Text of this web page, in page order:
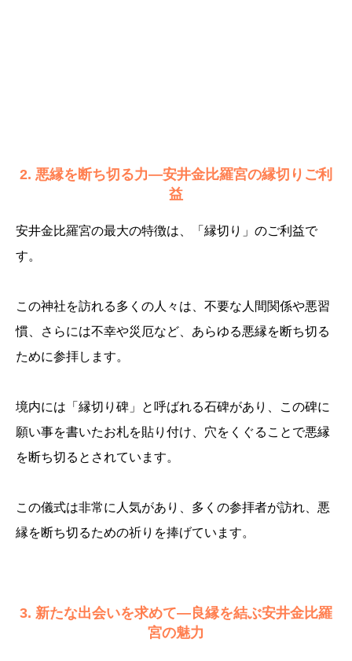
2. 悪縁を断ち切る力—安井金比羅宮の縁切りご利
益
安井金比羅宮の最大の特徴は、「縁切り」のご利益で
す。
この神社を訪れる多くの人々は、不要な人間関係や悪習
慣、さらには不幸や災厄など、あらゆる悪縁を断ち切る
ために参拝します。
境内には「縁切り碑」と呼ばれる石碑があり、この碑に
願い事を書いたお札を貼り付け、穴をくぐることで悪縁
を断ち切るとされています。
この儀式は非常に人気があり、多くの参拝者が訪れ、悪
縁を断ち切るための祈りを捧げています。
3. 新たな出会いを求めて—良縁を結ぶ安井金比羅
宮の魅力